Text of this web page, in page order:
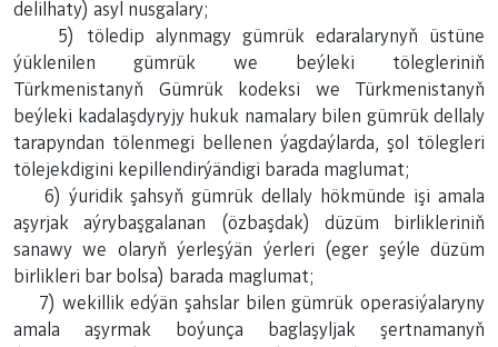
delilhaty) asyl nusgalary;
5) töledip alynmagy gümrük edaralarynyň üstüne
ýüklenilen gümrük we beýleki tölegleriniň
Türkmenistanyň Gümrük kodeksi we Türkmenistanyň
beýleki kadalaşdyryjy hukuk namalary bilen gümrük dellaly
tarapyndan tölenmegi bellenen ýagdaýlarda, şol tölegleri
tölejekdigini kepillendirýändigi barada maglumat;
6) ýuridik şahsyň gümrük dellaly hökmünde işi amala
aşyrjak aýrybaşgalanan (özbaşdak) düzüm birlikleriniň
sanawy we olaryň ýerleşýän ýerleri (eger şeýle düzüm
birlikleri bar bolsa) barada maglumat;
7) wekillik edýän şahslar bilen gümrük operasiýalaryny
amala aşyrmak boýunça baglaşyljak şertnamanyň